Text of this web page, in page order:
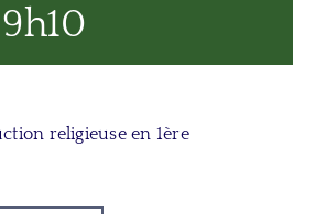
9h10
religieuse en 1ère